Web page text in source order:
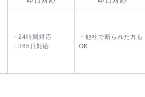
・24時間対応
・365日対応
・他社で断られた方も
OK